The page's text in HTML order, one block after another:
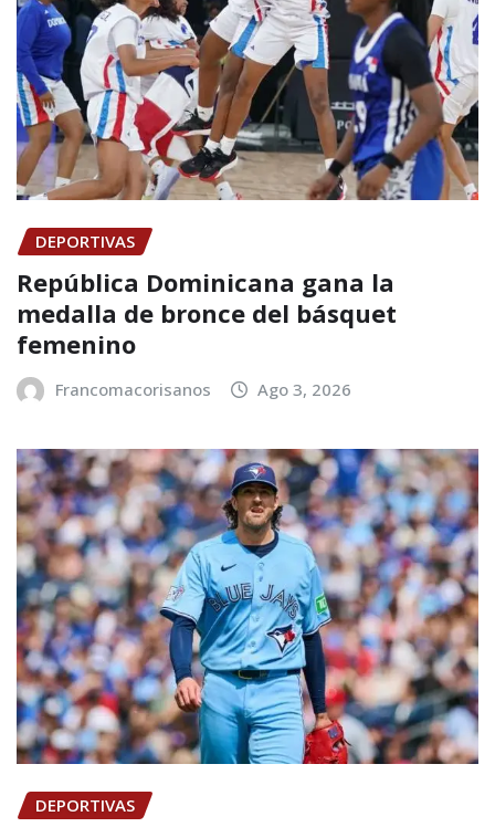
DEPORTIVAS
República Dominicana gana la
medalla de bronce del básquet
femenino
Francomacorisanos Ago 3, 2026
DEPORTIVAS